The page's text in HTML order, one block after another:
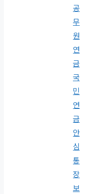
공
무
원
연
금
국
민
연
금
안
심
통
장
보